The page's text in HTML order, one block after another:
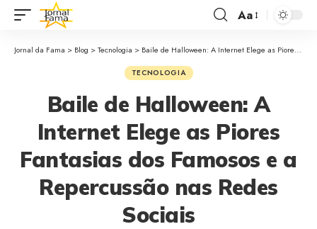
Aa
Jornal da Fama > Blog >Tecnologia > Baile de Halloween: A Internet Elege as Piores Fantasias dos Famosos e a Repercussão nas Redes Sociais
TECNOLOGIA
Baile de Halloween: A
Internet Elege as Piores
Fantasias dos Famosos e a
Repercussão nas Redes
Sociais